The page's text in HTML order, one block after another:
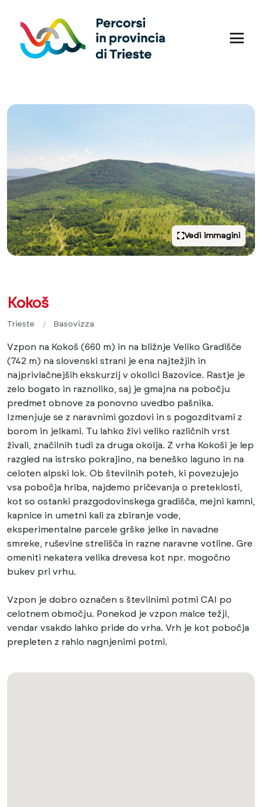
Vedi immagini
Kokoš
Trieste Basovizza
Vzpon na Kokoš (660 m) in na bližnje Veliko Gradišče
(742 m) na slovenski strani je ena najtežjih in
najprivlačnejših ekskurzij v okolici Bazovice. Rastje je
zelo bogato in raznoliko, saj je gmajna na pobočju
predmet obnove za ponovno uvedbo pašnika.
Izmenjuje se z naravnimi gozdovi in s pogozditvami z
borom in jelkami. Tu lahko živi veliko različnih vrst
živali, značilnih tudi za druga okolja. Z vrha Kokoši je lep
razgled na istrsko pokrajino, na beneško laguno in na
celoten alpski lok. Ob številnih poteh, ki povezujejo
vsa pobočja hriba, najdemo pričevanja o preteklosti,
kot so ostanki prazgodovinskega gradišča, mejni kamni,
kapnice in umetni kali za zbiranje vode,
eksperimentalne parcele grške jelke in navadne
smreke, ruševine strelišča in razne naravne votline. Gre
omeniti nekatera velika drevesa kot npr. mogočno
bukev pri vrhu.
Vzpon je dobro označen s številnimi potmi CAI po
celotnem območju. Ponekod je vzpon malce težji,
vendar vsakdo lahko pride do vrha. Vrh je kot pobočja
prepleten z rahlo nagnjenimi potmi.